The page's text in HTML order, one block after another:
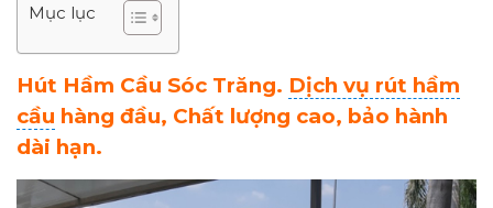
Mục lục
Hút Hầm Cầu Sóc Trăng. Dịch vụ rút hầm
cầu hàng đầu, Chất lượng cao, bảo hành
dài hạn.